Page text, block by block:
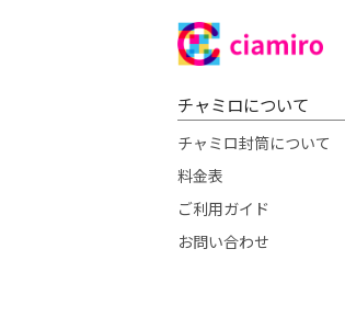
チャミロについて
チャミロ封筒について
料金表
ご利用ガイド
お問い合わせ